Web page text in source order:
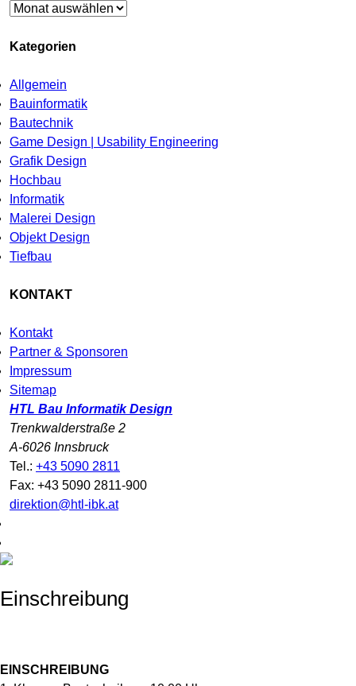
Archiv
Kategorien
Allgemein
Bauinformatik
Bautechnik
Game Design | Usability Engineering
Grafik Design
Hochbau
Informatik
Malerei Design
Objekt Design
Tiefbau
KONTAKT
Kontakt
Partner & Sponsoren
Impressum
Sitemap
HTL Bau Informatik Design
Trenkwalderstraße 2
A-6026 Innsbruck
Tel.: +43 5090 2811
Fax: +43 5090 2811-900
direktion@htl-ibk.at
Einschreibung
EINSCHREIBUNG